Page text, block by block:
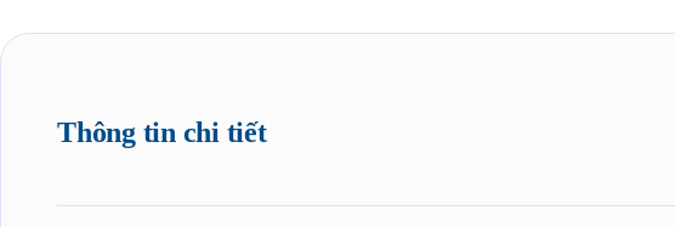
Thông tin chi tiết